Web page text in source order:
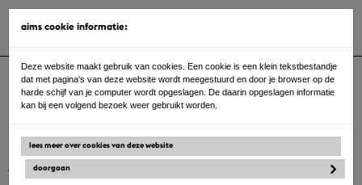
inhoudaanmelden / login
Welkom bij online aanvragen van het
aims cookie informatie:
Deze website maakt gebruik van cookies. Een cookie is een klein tekstbestandje
dat met pagina's van deze website wordt meegestuurd en door je browser op de
harde schijf van je computer wordt opgeslagen. De daarin opgeslagen informatie
kan bij een volgend bezoek weer gebruikt worden.
lees meer over cookies van deze website
doorgaan